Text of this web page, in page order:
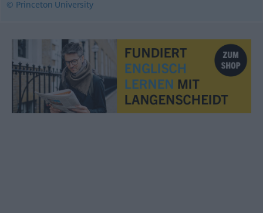
© Princeton University